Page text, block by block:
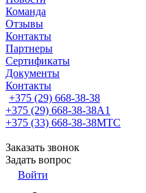
Команда
Отзывы
Контакты
Партнеры
Сертификаты
Документы
Контакты
+375 (29) 668-38-38
+375 (29) 668-38-38A1
+375 (33) 668-38-38МТС
Заказать звонок
Задать вопрос
Войти